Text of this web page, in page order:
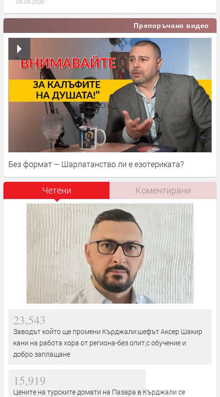
06.05.2026
Препоръчано видео
Без формат – Шарлатанство ли е езотериката?
Четени Коментирани
23,543
Заводът който ще промени Кърджали:шефът Аксер Шакир
кани на работа хора от региона-без опит,с обучение и
добро заплащане
15,919
Цените на турските домати на Пазара в Кърджали се